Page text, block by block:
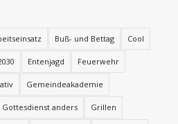
Buß- und Bettag Cool
Entenjagd Feuerwehr
Gemeindeakademie
Gottesdienst anders Grillen